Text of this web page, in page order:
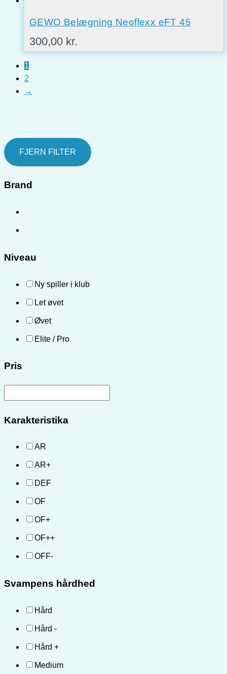
FJERN FILTER
Brand
Niveau
Ny spiller i klub
Let øvet
Øvet
Elite / Pro
Pris
Karakteristika
AR
AR+
DEF
OF
OF+
OF++
OFF-
Svampens hårdhed
Hård
Hård -
Hård +
Medium
GEWO Belægning Neoflexx eFT 45
300,00 kr.
1
2
→